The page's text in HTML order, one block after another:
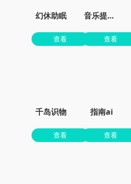
幻休助眠
查看
音乐提取精灵app最新版
查看
千岛识物
查看
指南ai
查看